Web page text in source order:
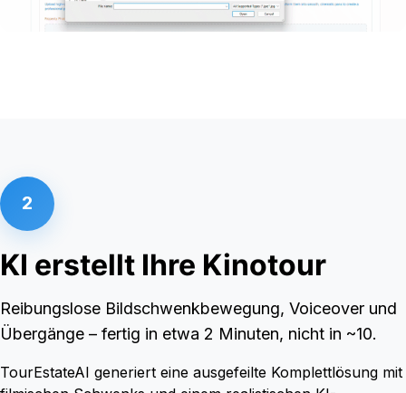
2
KI erstellt Ihre Kinotour
Reibungslose Bildschwenkbewegung, Voiceover und
Übergänge – fertig in etwa 2 Minuten, nicht in ~10.
TourEstateAI generiert eine ausgefeilte Komplettlösung mit